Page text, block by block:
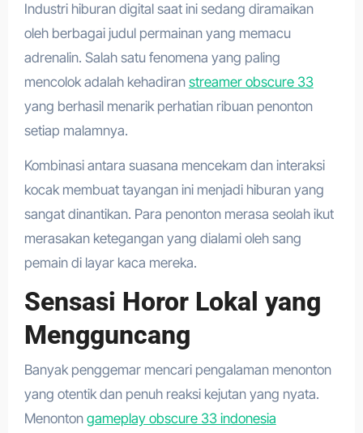
Industri hiburan digital saat ini sedang diramaikan
oleh berbagai judul permainan yang memacu
adrenalin. Salah satu fenomena yang paling
mencolok adalah kehadiran streamer obscure 33
yang berhasil menarik perhatian ribuan penonton
setiap malamnya.
Kombinasi antara suasana mencekam dan interaksi
kocak membuat tayangan ini menjadi hiburan yang
sangat dinantikan. Para penonton merasa seolah ikut
merasakan ketegangan yang dialami oleh sang
pemain di layar kaca mereka.
Sensasi Horor Lokal yang
Mengguncang
Banyak penggemar mencari pengalaman menonton
yang otentik dan penuh reaksi kejutan yang nyata.
Menonton gameplay obscure 33 indonesia